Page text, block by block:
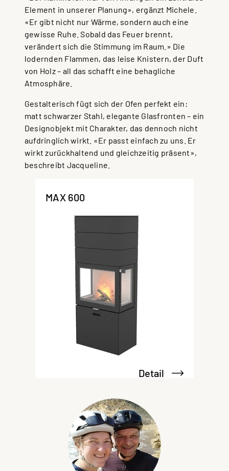
Element in unserer Planung», ergänzt Michele.
«Er gibt nicht nur Wärme, sondern auch eine
gewisse Ruhe. Sobald das Feuer brennt,
verändert sich die Stimmung im Raum.» Die
lodernden Flammen, das leise Knistern, der Duft
von Holz – all das schafft eine behagliche
Atmosphäre.
Gestalterisch fügt sich der Ofen perfekt ein:
matt schwarzer Stahl, elegante Glasfronten – ein
Designobjekt mit Charakter, das dennoch nicht
aufdringlich wirkt. «Er passt einfach zu uns. Er
wirkt zurückhaltend und gleichzeitig präsent»,
beschreibt Jacqueline.
MAX 600
Detail